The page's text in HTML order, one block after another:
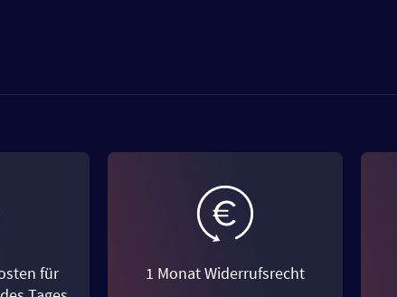
für
1 Monat Widerrufsrecht